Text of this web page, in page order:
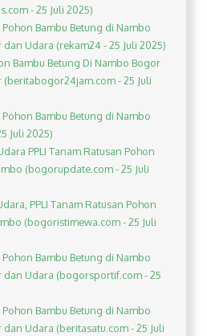
- 25 Juli 2025)
Pohon Bambu Betung di Nambo
Udara (rekam24 - 25 Juli 2025)
Bambu Betung Di Nambo Bogor
(beritabogor24jam.com - 25 Juli
Pohon Bambu Betung di Nambo
Juli 2025)
PPLI Tanam Ratusan Pohon
(bogorupdate.com - 25 Juli
PPLI Tanam Ratusan Pohon
(bogoristimewa.com - 25 Juli
Pohon Bambu Betung di Nambo
dan Udara (bogorsportif.com - 25
Pohon Bambu Betung di Nambo
Udara (beritasatu.com - 25 Juli